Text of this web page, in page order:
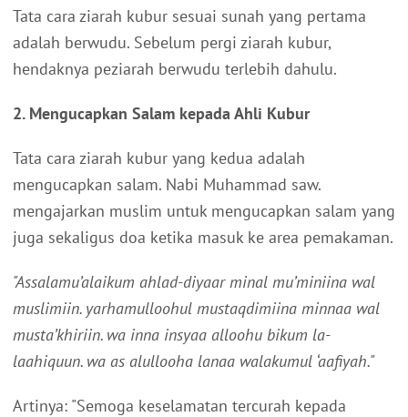
Tata cara ziarah kubur sesuai sunah yang pertama
adalah berwudu. Sebelum pergi ziarah kubur,
hendaknya peziarah berwudu terlebih dahulu.
2. Mengucapkan Salam kepada Ahli Kubur
Tata cara ziarah kubur yang kedua adalah
mengucapkan salam. Nabi Muhammad saw.
mengajarkan muslim untuk mengucapkan salam yang
juga sekaligus doa ketika masuk ke area pemakaman.
"Assalamu’alaikum ahlad-diyaar minal mu’miniina wal
muslimiin. yarhamulloohul mustaqdimiina minnaa wal
musta’khiriin. wa inna insyaa alloohu bikum la-
laahiquun. wa as alullooha lanaa walakumul ‘aafiyah."
Artinya: "Semoga keselamatan tercurah kepada